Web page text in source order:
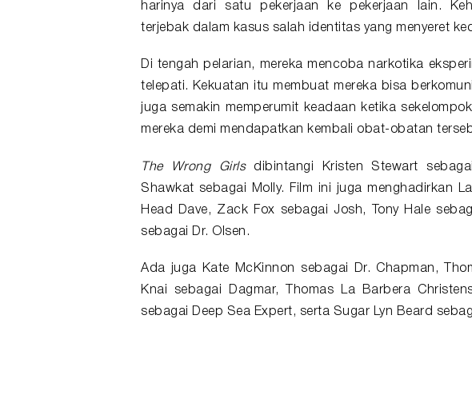
harinya dari satu pekerjaan ke pekerjaan lain.
terjebak dalam kasus salah identitas yang menyeret
Di tengah pelarian, mereka mencoba narkotika
telepati. Kekuatan itu membuat mereka bisa
juga semakin memperumit keadaan ketika
mereka demi mendapatkan kembali obat-obatan
The Wrong Girlsdibintangi Kristen Stewart
Shawkat sebagai Molly. Film ini juga menghadirkan
Head Dave, Zack Fox sebagai Josh, Tony Hale
sebagai Dr. Olsen.
Ada juga Kate McKinnon sebagai Dr. Chapman,
Knai sebagai Dagmar, Thomas La Barbera
sebagai Deep Sea Expert, serta Sugar Lyn Beard